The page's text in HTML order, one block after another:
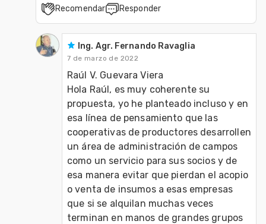
Recomendar Responder
Ing. Agr. Fernando Ravaglia
7 de marzo de 2022
Raúl V. Guevara Viera
Hola Raúl, es muy coherente su
propuesta, yo he planteado incluso y en
esa línea de pensamiento que las
cooperativas de productores desarrollen
un área de administración de campos
como un servicio para sus socios y de
esa manera evitar que pierdan el acopio
o venta de insumos a esas empresas
que si se alquilan muchas veces
terminan en manos de grandes grupos